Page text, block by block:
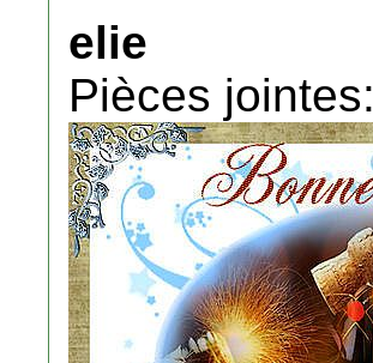
elie
Pièces jointes: